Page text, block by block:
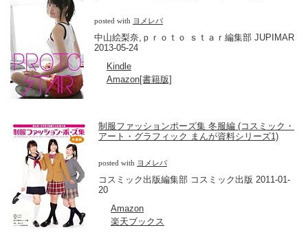
posted with ヨメレバ
中山絵梨奈,ｐｒｏｔｏ ｓｔａｒ編集部 JUPIMAR
2013-05-24
Kindle
Amazon[書籍版]
制服ファッションポーズ集 冬服編 (コスミック・
アート・グラフィック まんが資料シリーズ1)
posted with ヨメレバ
コスミック出版編集部 コスミック出版 2011-01-
20
Amazon
楽天ブックス